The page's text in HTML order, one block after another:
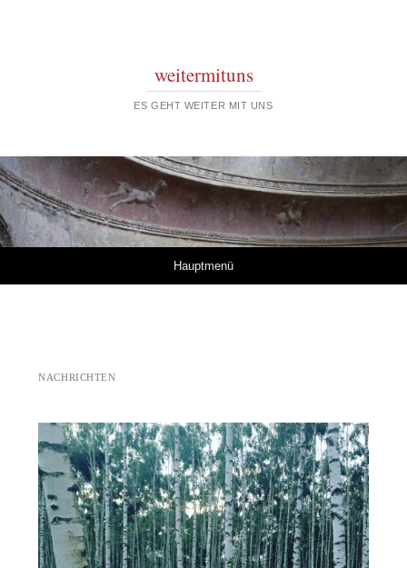
weitermituns
ES GEHT WEITER MIT UNS
Hauptmenü
NACHRICHTEN